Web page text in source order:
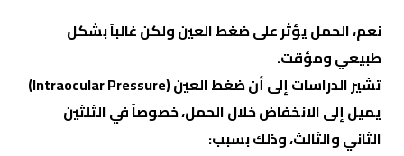
نعم، الحمل يؤثر على ضغط العين ولكن غالباً بشكل
طبيعي ومؤقت.
تشير الدراسات إلى أن ضغط العين (Intraocular Pressure)
يميل إلى الانخفاض خلال الحمل، خصوصاً في الثلثين
الثاني والثالث، وذلك بسبب: